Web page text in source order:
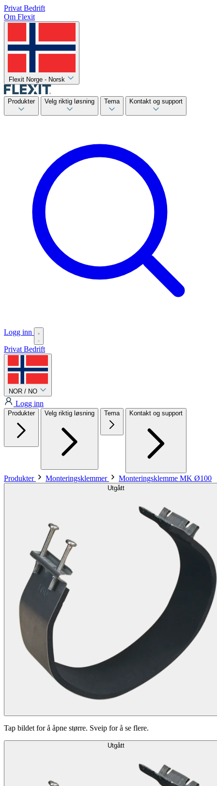
Privat Bedrift
Om Flexit
Flexit Norge - Norsk
Produkter Velg riktig løsning Tema Kontakt og support
Logg inn
Privat Bedrift
NOR / NO
Logg inn
Produkter Velg riktig løsning Tema Kontakt og support
Produkter Monteringsklemmer Monteringsklemme MK Ø100
Utgått
Tap bildet for å åpne større. Sveip for å se flere.
Utgått